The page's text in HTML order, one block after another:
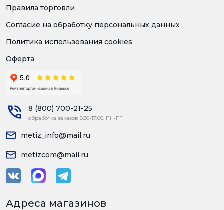
Правила торговли
Согласие на обработку персональных данных
Политика использования cookies
Оферта
8 (800) 700-21-25
обработка заказов 8:30-17:00, ПН-ПТ
metiz_info@mail.ru
metizcom@mail.ru
Адреса магазинов